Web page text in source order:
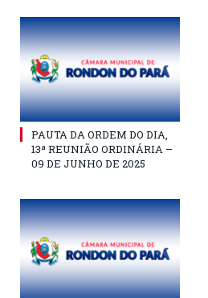
PAUTA DA ORDEM DO DIA,
13ª REUNIÃO ORDINÁRIA –
09 DE JUNHO DE 2025